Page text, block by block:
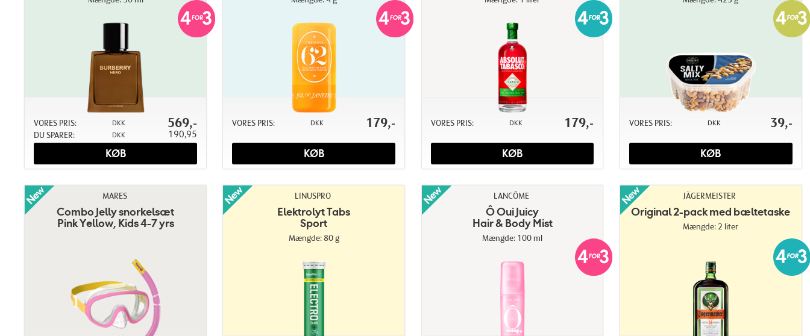
VORES PRIS: DKK 569,-
DU SPARER: DKK 190,95
KØB
VORES PRIS: DKK 179,-
KØB
VORES PRIS: DKK 179,-
KØB
VORES PRIS: DKK 39,-
KØB
MARES
Combo Jelly snorkelsæt
Pink Yellow, Kids 4-7 yrs
LINUSPRO
Elektrolyt Tabs
Sport
Mængde: 80 g
LANCÔME
Ô Oui Juicy
Hair & Body Mist
Mængde: 100 ml
JÄGERMEISTER
Original 2-pack med bæltetaske
Mængde: 2 liter